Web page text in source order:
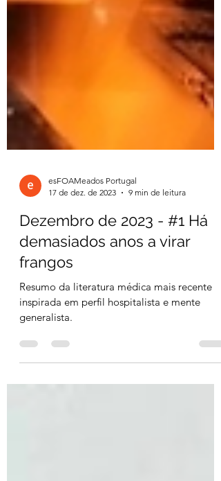
17 de dez. de 2023
9 min de leitura
Dezembro de 2023 - #1 Há
demasiados anos a virar
frangos
Resumo da literatura médica mais recente
generalista.